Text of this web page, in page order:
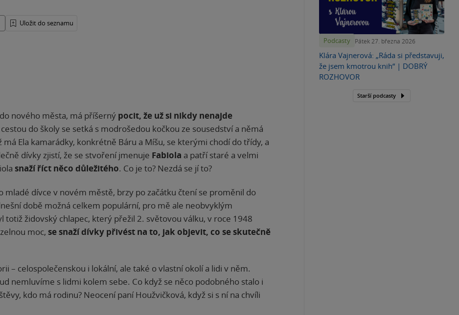
Uložit do seznamu
nového města, má příšerný pocit, že už si nikdy nenajde
do školy se setká s modrošedou kočkou ze sousedství a němá
Ela kamarádky, konkrétně Báru a Míšu, se kterými chodí do třídy, a
dívky zjistí, že se stvoření jmenuje Fabiola a patří staré a velmi
snaží říct něco důležitého. Co je to? Nezdá se jí to?
mladé dívce v novém městě, brzy po začátku čtení se proměnil do
době možná celkem populární, pro mě ale neobvyklým
totiž židovský chlapec, který přežil 2. světovou válku, v roce 1948
moc, se snaží dívky přivést na to, jak objevit, co se skutečně
– celospolečenskou i lokální, ale také o vlastní okolí a lidi v něm.
nemluvíme s lidmi kolem sebe. Co když se něco podobného stalo i
kdo má rodinu? Neocení paní Houžvičková, když si s ní na chvíli
Podcasty Pátek 27. března 2026
Klára Vajnerová: „Ráda si představuji,
že jsem kmotrou knih“ | DOBRÝ
ROZHOVOR
Starší podcasty